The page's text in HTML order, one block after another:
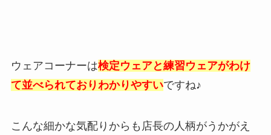
ウェアコーナーは検定ウェアと練習ウェアがわけ
て並べられておりわかりやすいですね♪
こんな細かな気配りからも店長の人柄がうかがえ